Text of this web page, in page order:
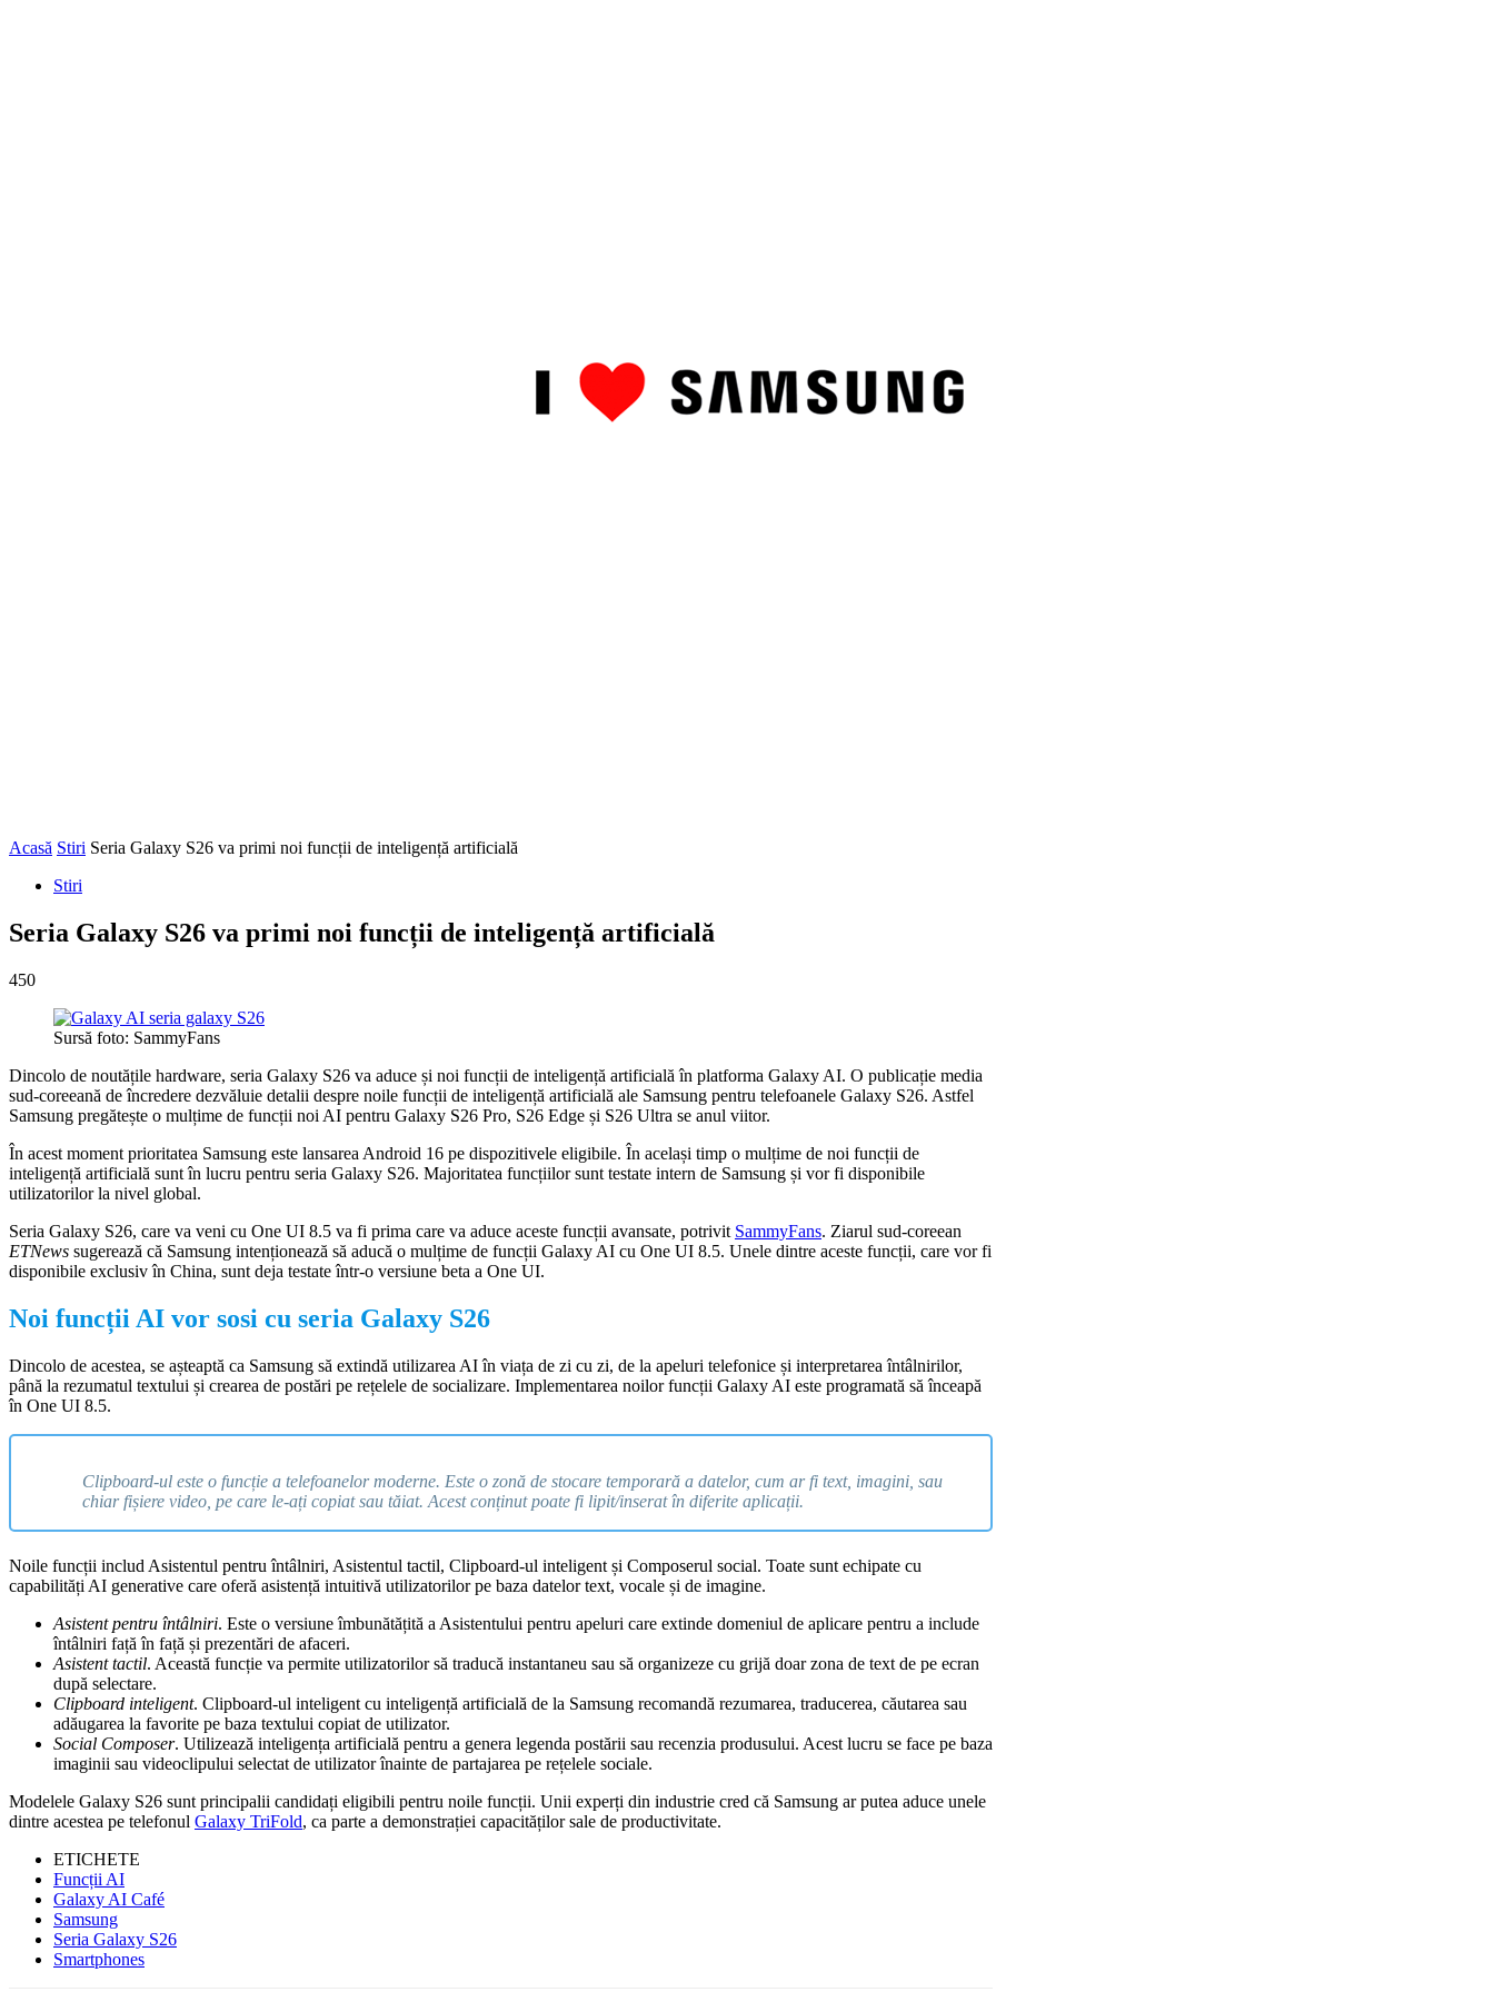
Acasă Stiri Seria Galaxy S26 va primi noi funcții de inteligență artificială
Stiri
Seria Galaxy S26 va primi noi funcții de inteligență artificială
450
Sursă foto: SammyFans
Dincolo de noutățile hardware, seria Galaxy S26 va aduce și noi funcții de inteligență artificială în platforma Galaxy AI. O publicație media
sud-coreeană de încredere dezvăluie detalii despre noile funcții de inteligență artificială ale Samsung pentru telefoanele Galaxy S26. Astfel
Samsung pregătește o mulțime de funcții noi AI pentru Galaxy S26 Pro, S26 Edge și S26 Ultra se anul viitor.
În acest moment prioritatea Samsung este lansarea Android 16 pe dispozitivele eligibile. În același timp o mulțime de noi funcții de
inteligență artificială sunt în lucru pentru seria Galaxy S26. Majoritatea funcțiilor sunt testate intern de Samsung și vor fi disponibile
utilizatorilor la nivel global.
Seria Galaxy S26, care va veni cu One UI 8.5 va fi prima care va aduce aceste funcții avansate, potrivit SammyFans. Ziarul sud-coreean
ETNews sugerează că Samsung intenționează să aducă o mulțime de funcții Galaxy AI cu One UI 8.5. Unele dintre aceste funcții, care vor fi
disponibile exclusiv în China, sunt deja testate într-o versiune beta a One UI.
Noi funcții AI vor sosi cu seria Galaxy S26
Dincolo de acestea, se așteaptă ca Samsung să extindă utilizarea AI în viața de zi cu zi, de la apeluri telefonice și interpretarea întâlnirilor,
până la rezumatul textului și crearea de postări pe rețelele de socializare. Implementarea noilor funcții Galaxy AI este programată să înceapă
în One UI 8.5.
Clipboard-ul este o funcție a telefoanelor moderne. Este o zonă de stocare temporară a datelor, cum ar fi text, imagini, sau
chiar fișiere video, pe care le-ați copiat sau tăiat. Acest conținut poate fi lipit/inserat în diferite aplicații.
Noile funcții includ Asistentul pentru întâlniri, Asistentul tactil, Clipboard-ul inteligent și Composerul social. Toate sunt echipate cu
capabilități AI generative care oferă asistență intuitivă utilizatorilor pe baza datelor text, vocale și de imagine.
Asistent pentru întâlniri. Este o versiune îmbunătățită a Asistentului pentru apeluri care extinde domeniul de aplicare pentru a include
întâlniri față în față și prezentări de afaceri.
Asistent tactil. Această funcție va permite utilizatorilor să traducă instantaneu sau să organizeze cu grijă doar zona de text de pe ecran
după selectare.
Clipboard inteligent. Clipboard-ul inteligent cu inteligență artificială de la Samsung recomandă rezumarea, traducerea, căutarea sau
adăugarea la favorite pe baza textului copiat de utilizator.
Social Composer. Utilizează inteligența artificială pentru a genera legenda postării sau recenzia produsului. Acest lucru se face pe baza
imaginii sau videoclipului selectat de utilizator înainte de partajarea pe rețelele sociale.
Modelele Galaxy S26 sunt principalii candidați eligibili pentru noile funcții. Unii experți din industrie cred că Samsung ar putea aduce unele
dintre acestea pe telefonul Galaxy TriFold, ca parte a demonstrației capacităților sale de productivitate.
ETICHETE
Funcții AI
Galaxy AI Café
Samsung
Seria Galaxy S26
Smartphones